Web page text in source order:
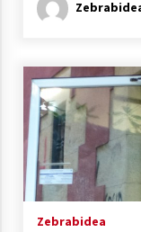
Zebrabidea